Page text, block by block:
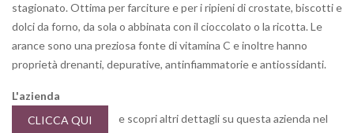
stagionato. Ottima per farciture e per i ripieni di crostate, biscotti e
dolci da forno, da sola o abbinata con il cioccolato o la ricotta. Le
arance sono una preziosa fonte di vitamina C e inoltre hanno
proprietà drenanti, depurative, antinfiammatorie e antiossidanti.
L'azienda
CLICCA QUI
e scopri altri dettagli su questa azienda nel